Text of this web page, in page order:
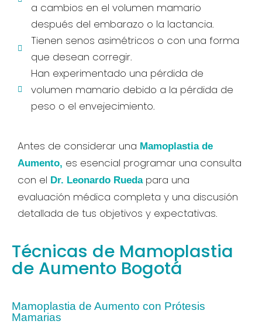
a cambios en el volumen mamario
después del embarazo o la lactancia.
Tienen senos asimétricos o con una forma
que desean corregir.
Han experimentado una pérdida de
volumen mamario debido a la pérdida de
peso o el envejecimiento.
Antes de considerar una Mamoplastia de
Aumento, es esencial programar una consulta
con el Dr. Leonardo Rueda para una
evaluación médica completa y una discusión
detallada de tus objetivos y expectativas.
Técnicas de Mamoplastia
de Aumento Bogotá
Mamoplastia de Aumento con Prótesis
Mamarias